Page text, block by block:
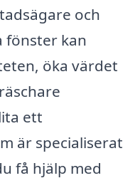
och
fönster kan
öka värdet
ett
är specialiserat
få hjälp med